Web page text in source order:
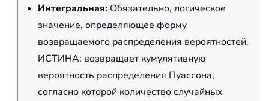
Интегральная: Обязательно, логическое
значение, определяющее форму
возвращаемого распределения вероятностей.
ИСТИНА: возвращает кумулятивную
вероятность распределения Пуассона,
согласно которой количество случайных